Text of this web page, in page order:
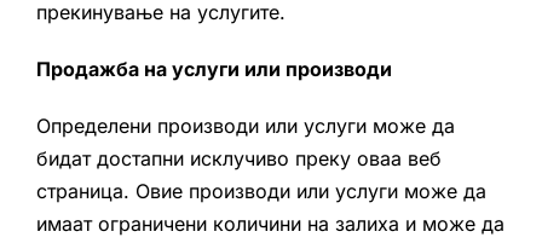
прекинување на услугите.
Продажба на услуги или производи
Определени производи или услуги може да
бидат достапни исклучиво преку оваа веб
страница. Овие производи или услуги може да
имаат ограничени количини на залиха и може да